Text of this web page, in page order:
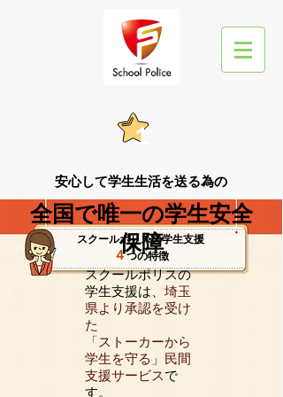
スクールポリスの学生支援
４つの特徴
１
安心して学生生活を送る為の
全国で唯一の学生安全
保障
スクールポリスの
学生支援は、 埼玉
県より承認を受け
た
「ストーカーから
学生を守る」民間
支援サービスで
す。